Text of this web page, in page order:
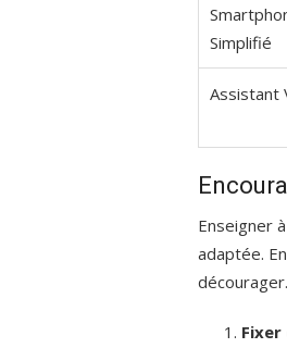
Simplifié
Assistant
Enseigner
adaptée. En